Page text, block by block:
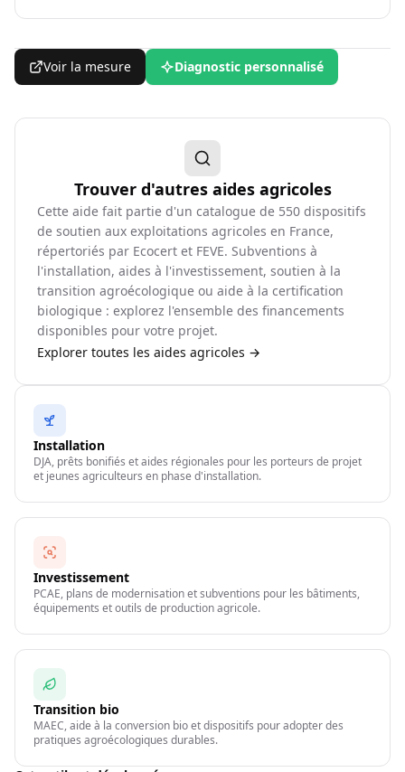
Voir la mesure Diagnostic personnalisé
Trouver d'autres aides agricoles
Cette aide fait partie d'un catalogue de 550 dispositifs
de soutien aux exploitations agricoles en France,
répertoriés par Ecocert et FEVE. Subventions à
l'installation, aides à l'investissement, soutien à la
transition agroécologique ou aide à la certification
biologique : explorez l'ensemble des financements
disponibles pour votre projet.
Explorer toutes les aides agricoles →
Installation
DJA, prêts bonifiés et aides régionales pour les porteurs de projet
et jeunes agriculteurs en phase d'installation.
Investissement
PCAE, plans de modernisation et subventions pour les bâtiments,
équipements et outils de production agricole.
Transition bio
MAEC, aide à la conversion bio et dispositifs pour adopter des
pratiques agroécologiques durables.